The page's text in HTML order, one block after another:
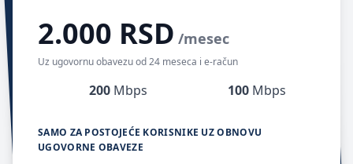
2.000 RSD /mesec
Uz ugovornu obavezu od 24 meseca i e-račun
200 Mbps 100 Mbps
SAMO ZA POSTOJEĆE KORISNIKE UZ OBNOVU
UGOVORNE OBAVEZE